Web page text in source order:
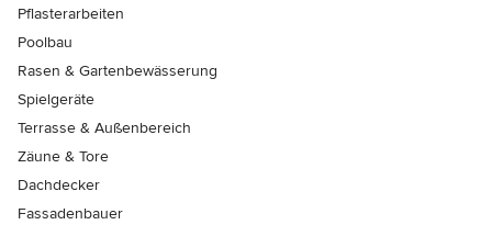
Pflasterarbeiten
Poolbau
Rasen & Gartenbewässerung
Spielgeräte
Terrasse & Außenbereich
Zäune & Tore
Dachdecker
Fassadenbauer